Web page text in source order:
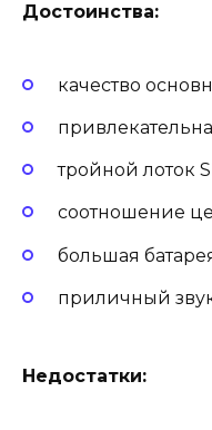
Достоинства:
качество
тройной лоток
соотношение
большая
приличный
Недостатки: